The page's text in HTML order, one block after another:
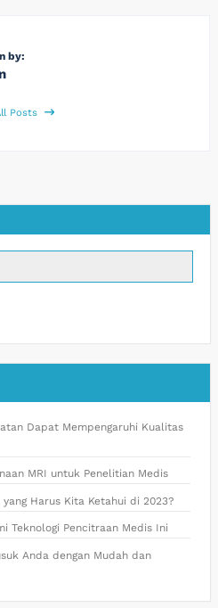
by:
Posts
Dapat Mempengaruhi Kualitas
MRI untuk Penelitian Medis
Harus Kita Ketahui di 2023?
Teknologi Pencitraan Medis Ini
Anda dengan Mudah dan